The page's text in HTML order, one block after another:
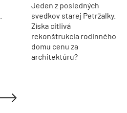
Jeden z posledných
svedkov starej Petržalky.
Získa citlivá
rekonštrukcia rodinného
domu cenu za
architektúru?